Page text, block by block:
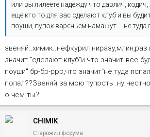
или вы лилеете надежду что давлич,
еще кто то для вас сделают клуб и вы
поуши, пупок вареньем намажут.... не туда
звеняй..химик..нефкурил ниразу,млин,раз
значит "сделают клуб"и что значит"все
поуши" бр-бр-ррр,что значит"не туда
попал??Звеняй за мою тупость..ну
о чем ты?
CHIMIK
Старожил форума